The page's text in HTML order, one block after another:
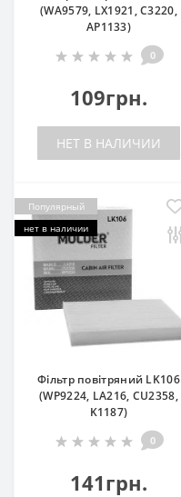
(WA9579, LX1921, C3220,
AP1133)
0
109грн.
НЕТ В НАЛИЧИИ
Популярный
нет в наличии
Фільтр повітряний LK106
(WP9224, LA216, CU2358,
K1187)
0
141грн.